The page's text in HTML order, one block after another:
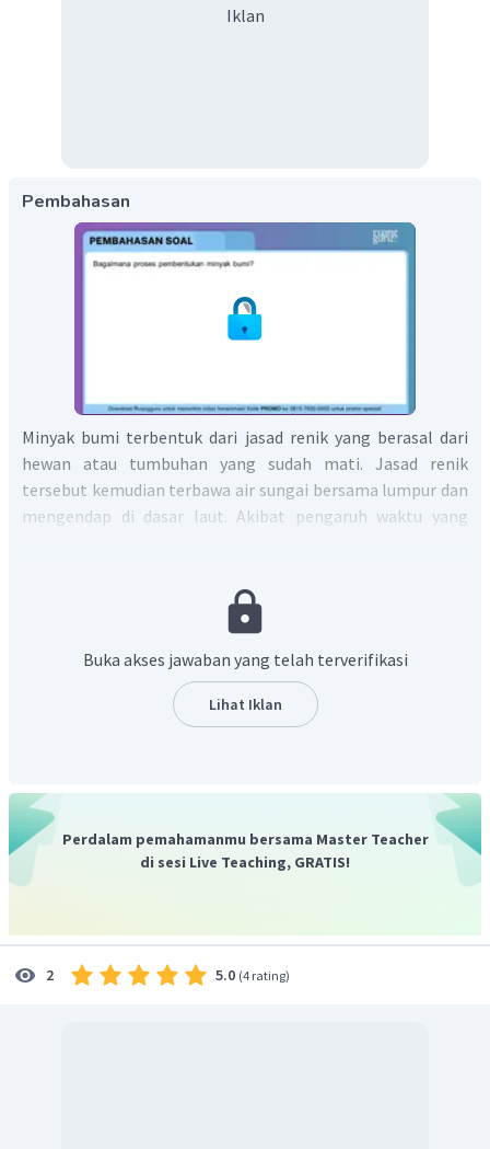
Iklan
Pembahasan
Minyak bumi terbentuk dari jasad renik yang berasal dari
hewan atau tumbuhan yang sudah mati. Jasad renik
tersebut kemudian terbawa air sungai bersama lumpur dan
mengendap di dasar laut. Akibat pengaruh waktu yang
menjadi bintik-bintik dan gelembung minyak atau gas.
Lumpur yang bercampur dengan jasad renik tersebut
sedangkan bintik minyak dan gas bergerak ke tempat yang
tekanannya rendah dan terakumulasi pada daerah
) yang merupakan batuan kedap. Pada
atas merupakan gas alam, sedangkan cairan minyak
mengambang di atas deposit air.
Jadi, jawaban yang tepat adalah seperti yang sudah
dijelaskan.
Buka akses jawaban yang telah terverifikasi
Lihat Iklan
Perdalam pemahamanmu bersama Master Teacher
di sesi Live Teaching, GRATIS!
2 5.0 (4 rating)